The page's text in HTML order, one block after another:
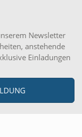
Newsletter
anstehende
Einladungen